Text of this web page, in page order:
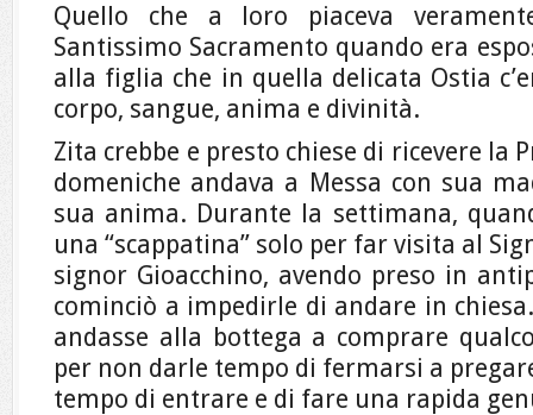
Quello che a loro piaceva
Santissimo Sacramento quando era
alla figlia che in quella delicata Ostia
corpo, sangue, anima e divinità.
Zita crebbe e presto chiese di ricevere la
domeniche andava a Messa con sua
sua anima. Durante la settimana,
una “scappatina” solo per far visita al
signor Gioacchino, avendo preso in
cominciò a impedirle di andare in
andasse alla bottega a comprare
per non darle tempo di fermarsi a
tempo di entrare e di fare una rapida